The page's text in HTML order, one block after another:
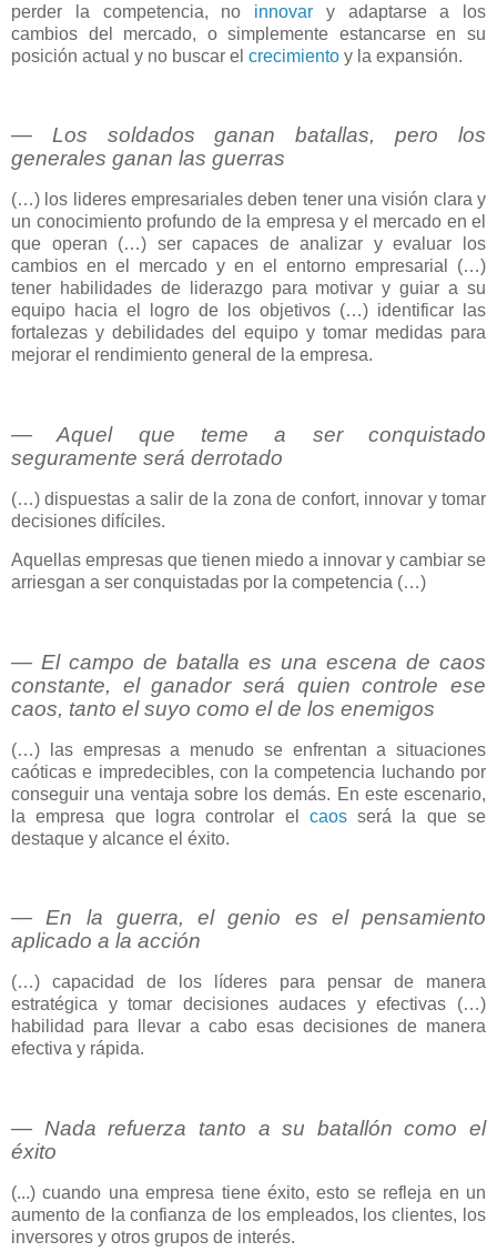
perder la competencia, no innovar y adaptarse a los
cambios del mercado, o simplemente estancarse en su
posición actual y no buscar el crecimiento y la expansión.
― Los soldados ganan batallas, pero los
generales ganan las guerras
(…) los lideres empresariales deben tener una visión clara y
un conocimiento profundo de la empresa y el mercado en el
que operan (…) ser capaces de analizar y evaluar los
cambios en el mercado y en el entorno empresarial (…)
tener habilidades de liderazgo para motivar y guiar a su
equipo hacia el logro de los objetivos (…) identificar las
fortalezas y debilidades del equipo y tomar medidas para
mejorar el rendimiento general de la empresa.
― Aquel que teme a ser conquistado
seguramente será derrotado
(…) dispuestas a salir de la zona de confort, innovar y tomar
decisiones difíciles.
Aquellas empresas que tienen miedo a innovar y cambiar se
arriesgan a ser conquistadas por la competencia (…)
― El campo de batalla es una escena de caos
constante, el ganador será quien controle ese
caos, tanto el suyo como el de los enemigos
(…) las empresas a menudo se enfrentan a situaciones
caóticas e impredecibles, con la competencia luchando por
conseguir una ventaja sobre los demás. En este escenario,
la empresa que logra controlar el caosserá la que se
destaque y alcance el éxito.
― En la guerra, el genio es el pensamiento
aplicado a la acción
(…) capacidad de los líderes para pensar de manera
estratégica y tomar decisiones audaces y efectivas (…)
habilidad para llevar a cabo esas decisiones de manera
efectiva y rápida.
― Nada refuerza tanto a su batallón como el
éxito
(...) cuando una empresa tiene éxito, esto se refleja en un
aumento de la confianza de los empleados, los clientes, los
inversores y otros grupos de interés.